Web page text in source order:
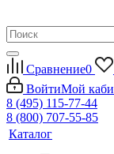
Сравнение0
ВойтиМой
8 (495) 115-77-44
8 (800) 707-55-85
Каталог